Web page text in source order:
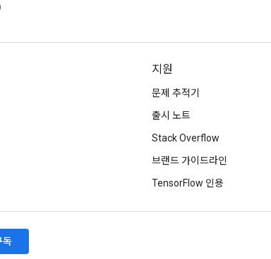
지원
문제 추적기
출시 노트
Stack Overflow
브랜드 가이드라인
TensorFlow 인용
독